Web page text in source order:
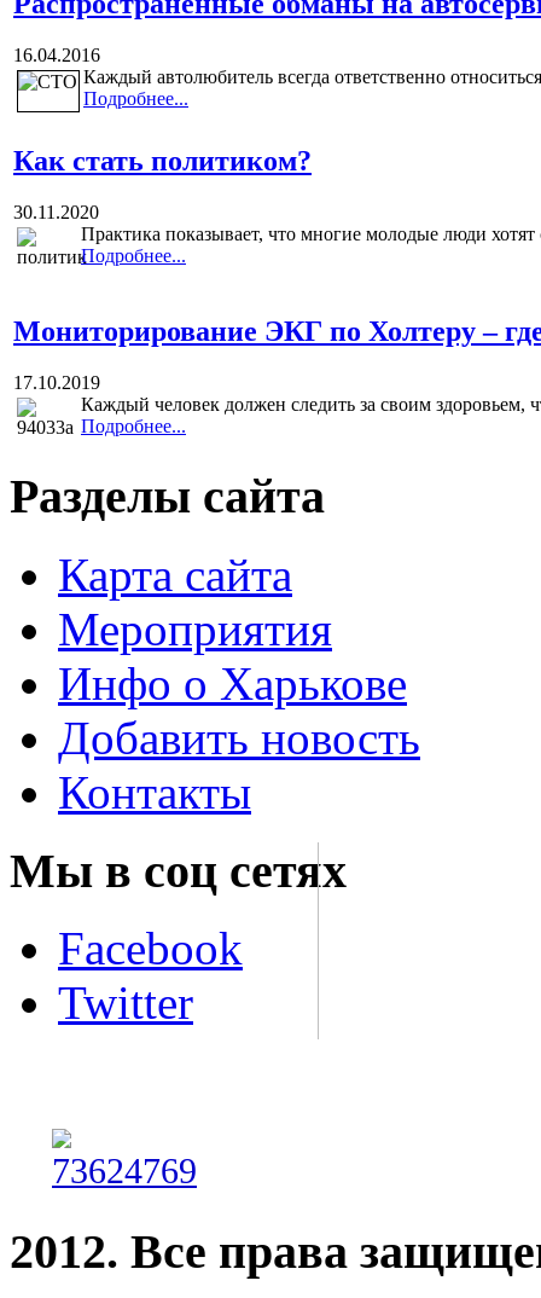
16.04.2016
Каждый автолюбитель всегда ответственно
Подробнее...
Как стать политиком?
30.11.2020
Практика показывает, что многие молодые люди
Подробнее...
Мониторирование ЭКГ по Холтеру –
17.10.2019
Каждый человек должен следить за своим здоровьем,
Подробнее...
Разделы сайта
Карта сайта
Мероприятия
Инфо о Харькове
Добавить новость
Контакты
Мы в соц сетях
Facebook
Twitter
2012. Все права